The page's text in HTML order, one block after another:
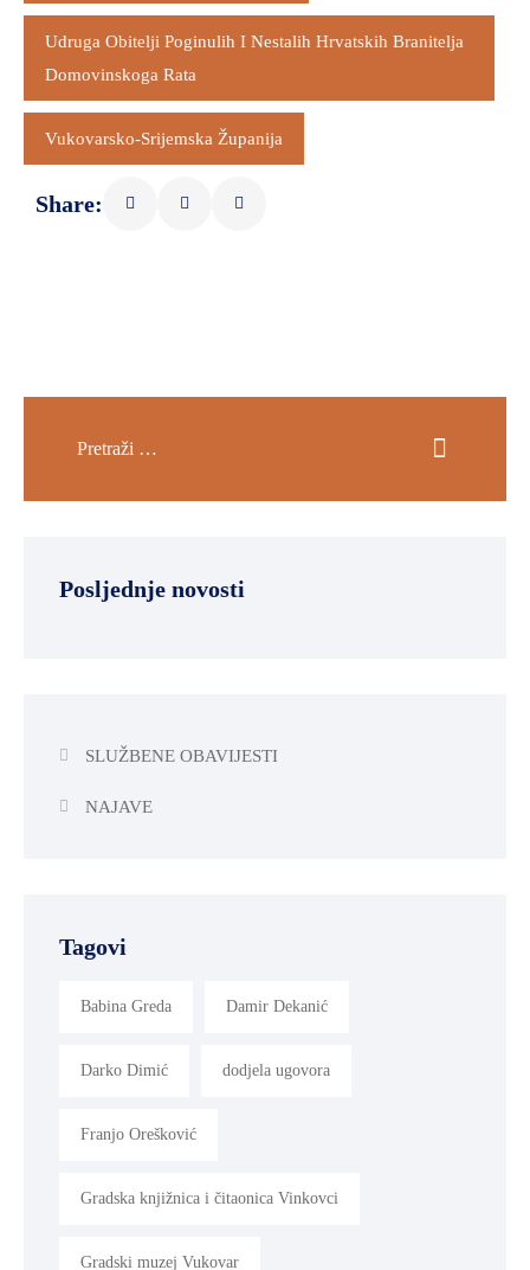
Udruga Obitelji Poginulih I Nestalih Hrvatskih Branitelja
Domovinskoga Rata
Vukovarsko-Srijemska Županija
Share:
Posljednje novosti
SLUŽBENE OBAVIJESTI
NAJAVE
Tagovi
Babina Greda Damir Dekanić
Darko Dimić dodjela ugovora
Franjo Orešković
Gradska knjižnica i čitaonica Vinkovci
Gradski muzej Vukovar